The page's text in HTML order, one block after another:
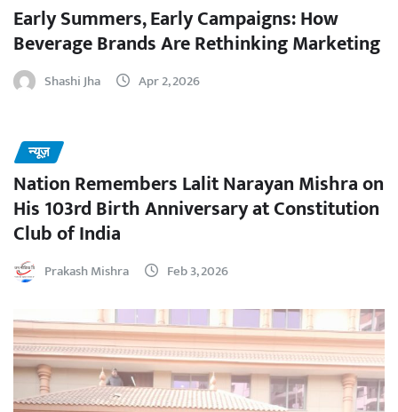
Early Summers, Early Campaigns: How
Beverage Brands Are Rethinking Marketing
Shashi Jha Apr 2, 2026
न्यूज़
Nation Remembers Lalit Narayan Mishra on
His 103rd Birth Anniversary at Constitution
Club of India
Prakash Mishra Feb 3, 2026